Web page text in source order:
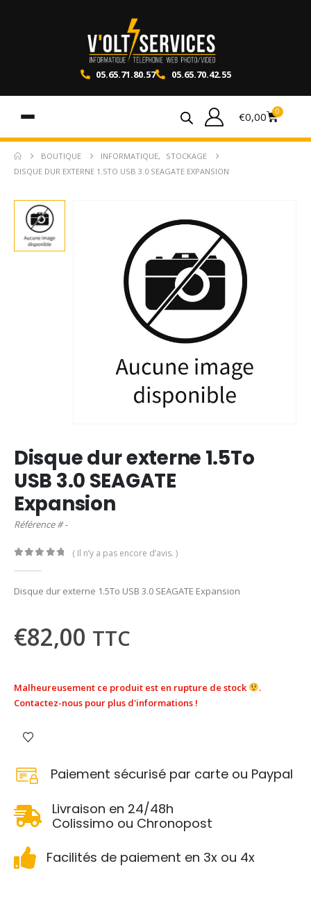
05.65.71.80.57 05.65.70.42.55
€0,00 0
BOUTIQUE INFORMATIQUE,
STOCKAGE
DISQUE DUR EXTERNE 1.5TO USB 3.0 SEAGATE EXPANSION
Disque dur externe 1.5To
USB 3.0 SEAGATE
Expansion
Référence # -
( Il n’y a pas encore d’avis. )
Disque dur externe 1.5To USB 3.0 SEAGATE Expansion
€82,00 TTC
Malheureusement ce produit est en rupture de stock
.
Contactez-nous pour plus d'informations !
Paiement sécurisé par carte ou Paypal
Livraison en 24/48h
Colissimo ou Chronopost
Facilités de paiement en 3x ou 4x